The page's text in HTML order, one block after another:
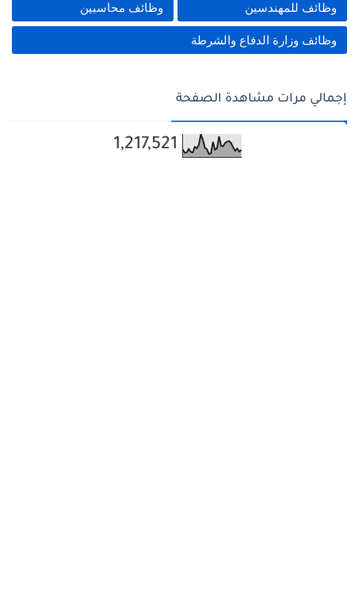
وظائف للمهندسين وظائف محاسبين
وظائف وزارة الدفاع والشرطة
إجمالي مرات مشاهدة الصفحة
1,217,521